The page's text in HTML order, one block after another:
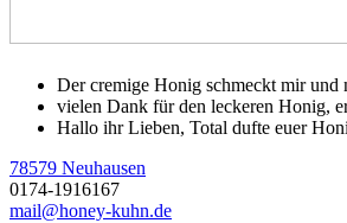
Der cremige Honig schmeckt mir
vielen Dank für den leckeren Honig,
Hallo ihr Lieben, Total dufte euer
78579 Neuhausen
0174-1916167
mail@honey-kuhn.de